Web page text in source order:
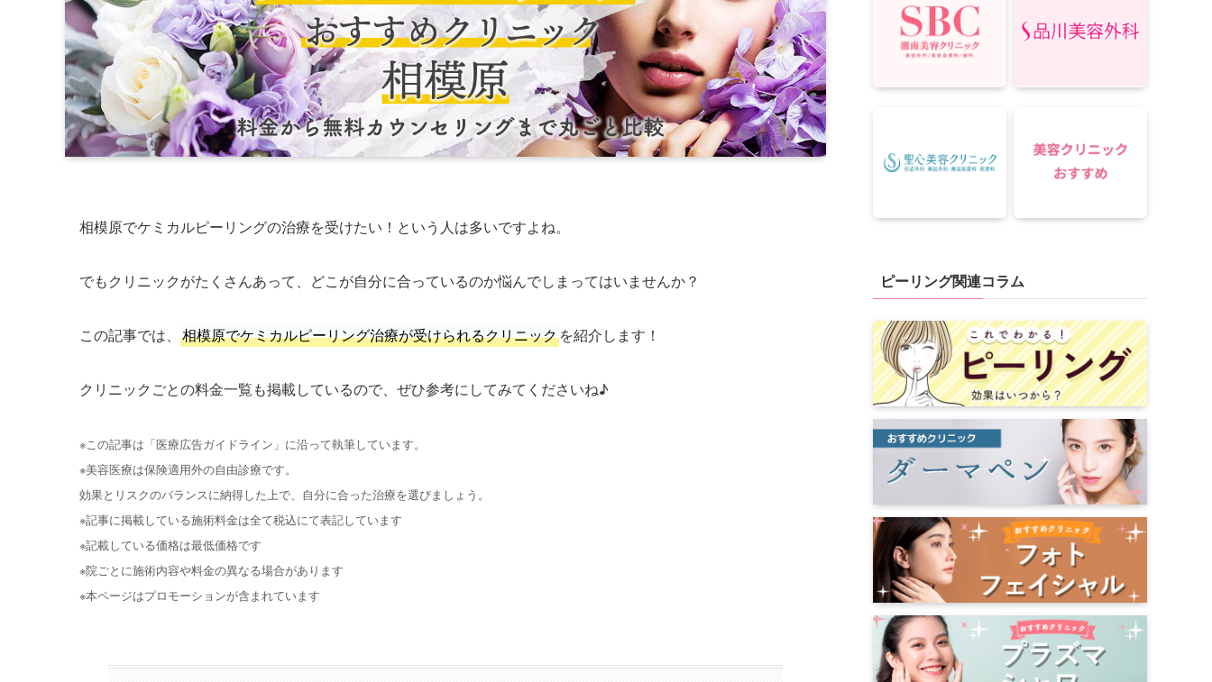
相模原でケミカルピーリングの治療を受けたい！という人は多いですよね。
でもクリニックがたくさんあって、どこが自分に合っているのか悩んでしまってはいませんか？
この記事では、 相模原でケミカルピーリング治療が受けられるクリニックを紹介します！
クリニックごとの料金一覧も掲載しているので、ぜひ参考にしてみてくださいね♪
※この記事は「医療広告ガイドライン」に沿って執筆しています。
※美容医療は保険適用外の自由診療です。
効果とリスクのバランスに納得した上で、自分に合った治療を選びましょう。
※記事に掲載している施術料金は全て税込にて表記しています
※記載している価格は最低価格です
※院ごとに施術内容や料金の異なる場合があります
※本ページはプロモーションが含まれています
ピーリング関連コラム